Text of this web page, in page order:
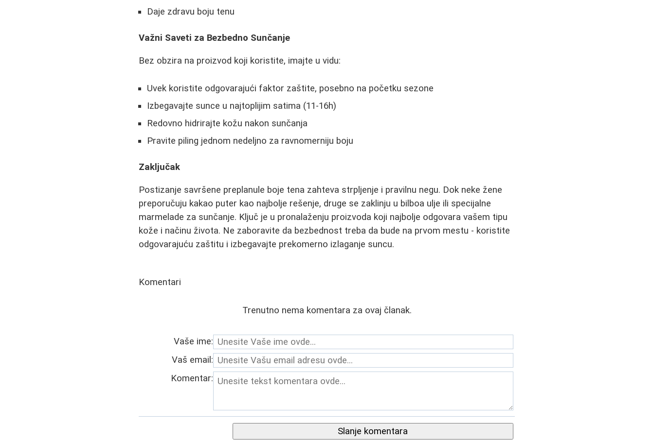
Daje zdravu boju tenu
Važni Saveti za Bezbedno Sunčanje
Bez obzira na proizvod koji koristite, imajte u vidu:
Uvek koristite odgovarajući faktor zaštite, posebno na početku sezone
Izbegavajte sunce u najtoplijim satima (11-16h)
Redovno hidrirajte kožu nakon sunčanja
Pravite piling jednom nedeljno za ravnomerniju boju
Zaključak
Postizanje savršene preplanule boje tena zahteva strpljenje i pravilnu negu. Dok neke žene
preporučuju kakao puter kao najbolje rešenje, druge se zaklinju u bilboa ulje ili specijalne
marmelade za sunčanje. Ključ je u pronalaženju proizvoda koji najbolje odgovara vašem tipu
kože i načinu života. Ne zaboravite da bezbednost treba da bude na prvom mestu - koristite
odgovarajuću zaštitu i izbegavajte prekomerno izlaganje suncu.
Komentari
Trenutno nema komentara za ovaj članak.
Vaše ime:
Vaš email:
Komentar:
Slanje komentara